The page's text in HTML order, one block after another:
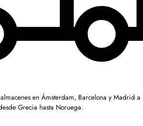
en Ámsterdam, Barcelona y Madrid a
Grecia hasta Noruega.